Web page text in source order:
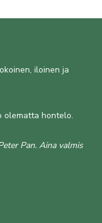
iloinen ja
olematta hontelo.
Pan. Aina valmis